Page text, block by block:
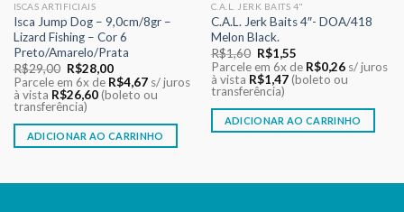
ISCAS ARTIFICIAIS
Isca Jump Dog – 9,0cm/8gr –
Lizard Fishing – Cor 6
Preto/Amarelo/Prata
R$29,00 O
preço
original
era:
R$29,00.
R$28,00O
preço
atual
é:
Parcele em 6x de R$4,67 s/ juros
à vista R$26,60 (boleto ou
transferência)
ADICIONAR AO CARRINHO
C.A.L. JERK BAITS 4"
C.A.L. Jerk Baits 4″- DOA/418
Melon Black.
R$1,60 O
preço
original
era:
R$1,60.
R$1,55O
preço
atual
é:
Parcele em 6x de R$0,26 s/ juros
à vista R$1,47 (boleto ou
transferência)
ADICIONAR AO CARRINHO